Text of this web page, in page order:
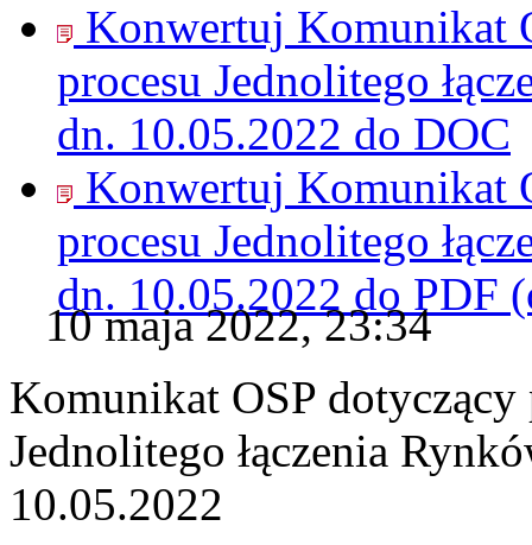
Konwertuj Komunikat
procesu Jednolitego
dn. 10.05.2022 do DOC
Konwertuj Komunikat
procesu Jednolitego
dn. 10.05.2022 do PDF
10 maja 2022, 23:34
Komunikat OSP
Jednolitego łączenia
10.05.2022